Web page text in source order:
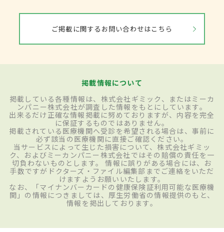
ご掲載に関するお問い合わせはこちら
掲載情報について
掲載している各種情報は、株式会社ギミック、またはミーカ
ンパニー株式会社が調査した情報をもとにしています。
出来るだけ正確な情報掲載に努めておりますが、内容を完全
に保証するものではありません。
掲載されている医療機関へ受診を希望される場合は、事前に
必ず該当の医療機関に直接ご確認ください。
当サービスによって生じた損害について、株式会社ギミッ
ク、およびミーカンパニー株式会社ではその賠償の責任を一
切負わないものとします。 情報に誤りがある場合には、お
手数ですがドクターズ・ファイル編集部までご連絡をいただ
けますようお願いいたします。
なお、「マイナンバーカードの健康保険証利用可能な医療機
関」の情報につきましては、厚生労働省の情報提供のもと、
情報を掲出しております。